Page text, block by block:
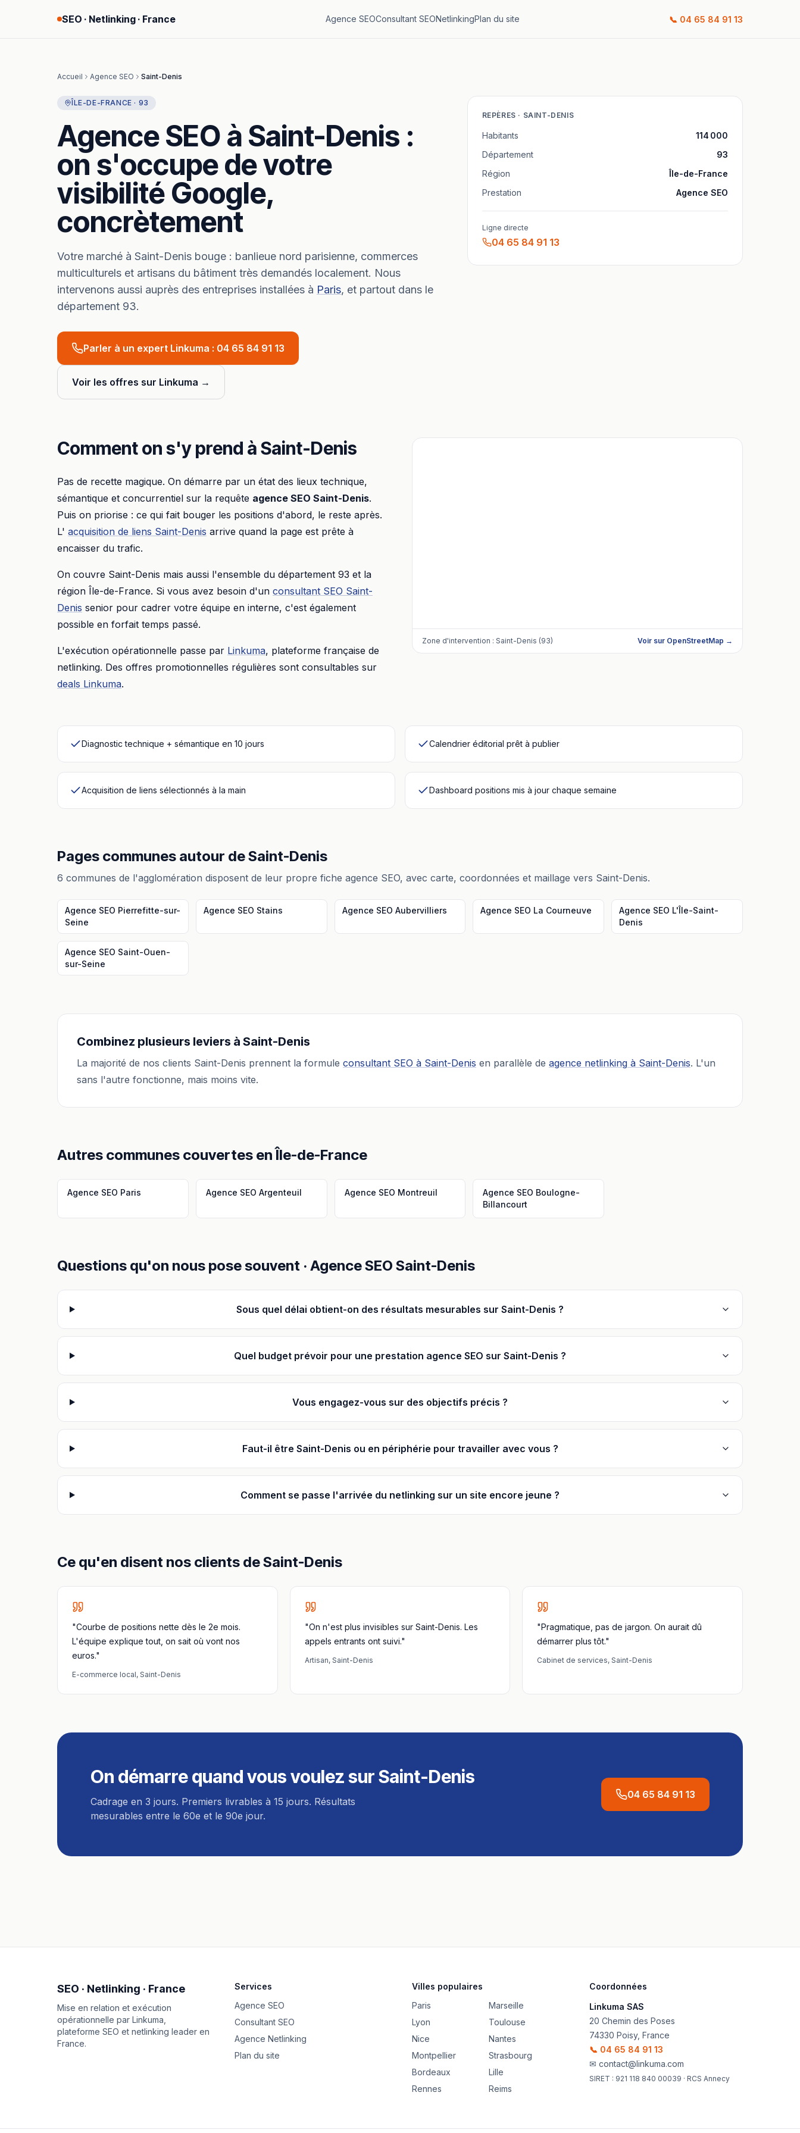
SEO · Netlinking · France Agence SEOConsultant SEONetlinkingPlan du site 📞 04 65 84 91 13
Accueil Agence SEO Saint-Denis
ÎLE-DE-FRANCE · 93
Agence SEO à Saint-Denis :
on s'occupe de votre
visibilité Google,
concrètement
Votre marché à Saint-Denis bouge : banlieue nord parisienne, commerces
multiculturels et artisans du bâtiment très demandés localement. Nous
intervenons aussi auprès des entreprises installées à Paris, et partout dans le
département 93.
Parler à un expert Linkuma : 04 65 84 91 13
Voir les offres sur Linkuma →
REPÈRES · SAINT-DENIS
Habitants
114 000
Département
93
Région
Île-de-France
Prestation
Agence SEO
Ligne directe
04 65 84 91 13
Comment on s'y prend àSaint-Denis
Pas de recette magique. On démarre par un état des lieux technique,
sémantique et concurrentiel sur la requête agence SEO Saint-Denis.
Puis on priorise : ce qui fait bouger les positions d'abord, le reste après.
L' acquisition de liens Saint-Denis arrive quand la page est prête à
encaisser du trafic.
On couvre Saint-Denis mais aussi l'ensemble du département 93 et la
région Île-de-France. Si vous avez besoin d'un consultant SEO Saint-
Denis senior pour cadrer votre équipe en interne, c'est également
possible en forfait temps passé.
L'exécution opérationnelle passe par Linkuma, plateforme française de
netlinking. Des offres promotionnelles régulières sont consultables sur
deals Linkuma.
Zone d'intervention : Saint-Denis (93) Voir sur OpenStreetMap →
Diagnostic technique + sémantique en 10 jours Calendrier éditorial prêt à publier
Acquisition de liens sélectionnés à la main Dashboard positions mis à jour chaque semaine
Pages communes autour deSaint-Denis
6 communes de l'agglomération disposent de leur propre fiche agence SEO, avec carte, coordonnées et maillage vers Saint-Denis.
Agence SEO Pierrefitte-sur-
Seine
Agence SEO Stains Agence SEO Aubervilliers Agence SEO La Courneuve Agence SEO L'Île-Saint-
Denis
Agence SEO Saint-Ouen-
sur-Seine
Combinez plusieurs leviers à Saint-Denis
La majorité de nos clients Saint-Denis prennent la formule consultant SEO à Saint-Denis en parallèle de agence netlinking à Saint-Denis. L'un
sans l'autre fonctionne, mais moins vite.
Autres communes couvertes enÎle-de-France
Agence SEO Paris Agence SEO Argenteuil Agence SEO Montreuil Agence SEO Boulogne-
Billancourt
Questions qu'on nous pose souvent · Agence SEO Saint-Denis
Sous quel délai obtient-on des résultats mesurables sur Saint-Denis ?
Quel budget prévoir pour une prestation agence SEO sur Saint-Denis ?
Vous engagez-vous sur des objectifs précis ?
Faut-il être Saint-Denis ou en périphérie pour travailler avec vous ?
Comment se passe l'arrivée du netlinking sur un site encore jeune ?
Ce qu'en disent nos clients deSaint-Denis
"Courbe de positions nette dès le 2e mois.
L'équipe explique tout, on sait où vont nos
euros."
E-commerce local, Saint-Denis
"On n'est plus invisibles sur Saint-Denis. Les
appels entrants ont suivi."
Artisan, Saint-Denis
"Pragmatique, pas de jargon. On aurait dû
démarrer plus tôt."
Cabinet de services,Saint-Denis
On démarre quand vous voulez surSaint-Denis
Cadrage en 3 jours. Premiers livrables à 15 jours. Résultats
mesurables entre le 60e et le 90e jour.
04 65 84 91 13
SEO · Netlinking · France
Mise en relation et exécution
opérationnelle par Linkuma
plateforme SEO et netlinking leader en
France.
Services
Agence SEO
Consultant SEO
Agence Netlinking
Plan du site
Villes populaires
Paris
Marseille
Lyon
Toulouse
Nice
Nantes
Montpellier
Strasbourg
Bordeaux
Lille
Rennes
Reims
Coordonnées
Linkuma SAS
20 Chemin des Poses
74330 Poisy, France
📞 04 65 84 91 13
✉ contact@linkuma.com
SIRET : 921 118 840 00039 · RCS Annecy